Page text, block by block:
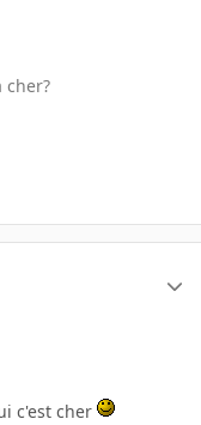
cher?
c'est cher